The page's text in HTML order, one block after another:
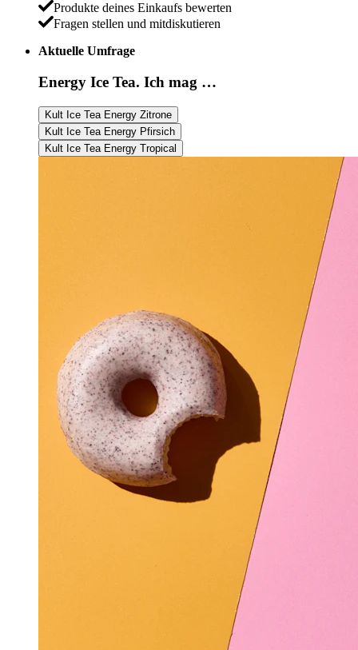
Produkte deines Einkaufs bewerten
Fragen stellen und mitdiskutieren
Aktuelle Umfrage
Energy Ice Tea. Ich mag …
Kult Ice Tea Energy Zitrone
Kult Ice Tea Energy Pfirsich
Kult Ice Tea Energy Tropical